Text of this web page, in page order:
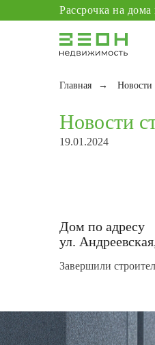
Рассрочка на
Рассрочка на
Главная → Новости
Новости
19.01.2024
Завершили
Дом по адресу
ул.